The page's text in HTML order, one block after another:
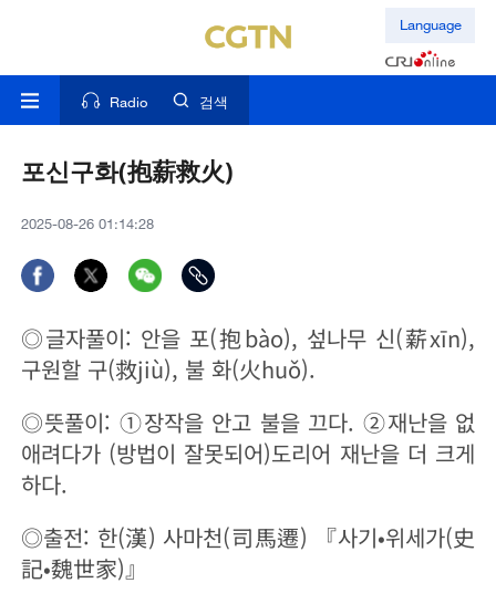
Language
Radio 검색
포신구화(抱薪救火)
2025-08-26 01:14:28
◎글자풀이: 안을 포(抱bào), 섶나무 신(薪xīn),
구원할 구(救jiù), 불 화(火huǒ).
◎뜻풀이: ①장작을 안고 불을 끄다. ②재난을 없
애려다가 (방법이 잘못되어)도리어 재난을 더 크게
하다.
◎출전: 한(漢) 사마천(司馬遷) 『사기•위세가(史
記•魏世家)』